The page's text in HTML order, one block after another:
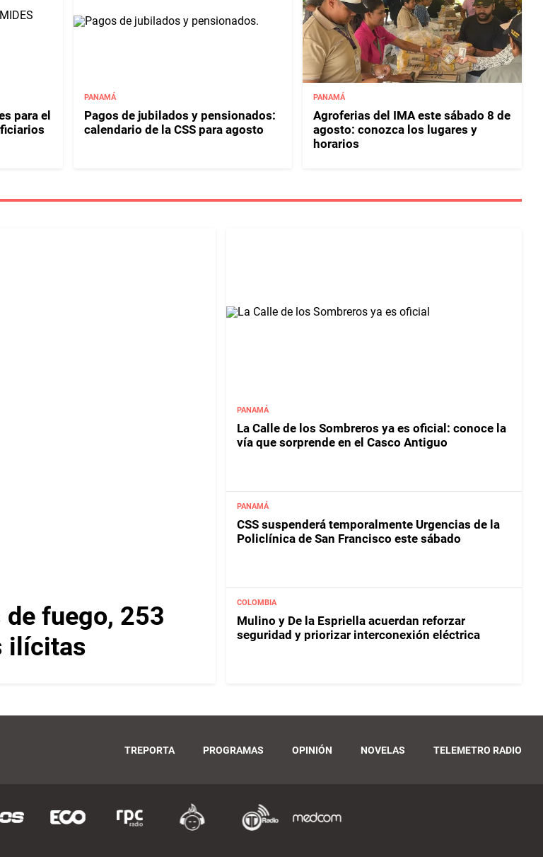
para el
PANAMÁ
Pagos de jubilados y pensionados:
calendario de la CSS para agosto
PANAMÁ
Agroferias del IMA este sábado 8 de
agosto: conozca los lugares y
horarios
de fuego, 253
ilícitas
PANAMÁ
La Calle de los Sombreros ya es oficial: conoce la
vía que sorprende en el Casco Antiguo
PANAMÁ
CSS suspenderá temporalmente Urgencias de la
Policlínica de San Francisco este sábado
COLOMBIA
Mulino y De la Espriella acuerdan reforzar
seguridad y priorizar interconexión eléctrica
TREPORTA PROGRAMAS OPINIÓN NOVELAS TELEMETRO RADIO